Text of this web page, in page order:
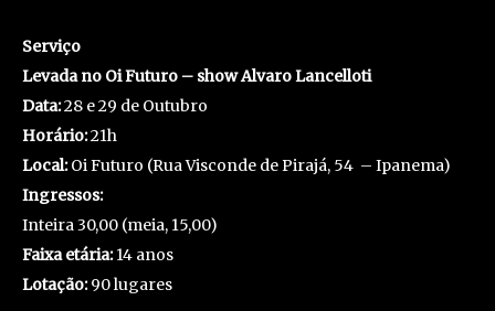
Serviço
Levada no Oi Futuro – show Alvaro Lancelloti
Data:28 e 29 de Outubro
Horário:21h
Local:Oi Futuro (Rua Visconde de Pirajá, 54 – Ipanema)
Ingressos:
Inteira 30,00 (meia, 15,00)
Faixa etária:14 anos
Lotação:90 lugares